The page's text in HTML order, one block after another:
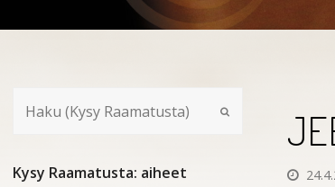
Kysy Raamatusta: aiheet